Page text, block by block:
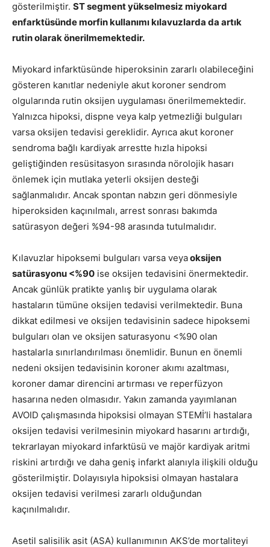
gösterilmiştir. ST segment yükselmesiz miyokard
enfarktüsünde morfin kullanımı kılavuzlarda da artık
rutin olarak önerilmemektedir.
Miyokard infarktüsünde hiperoksinin zararlı olabileceğini
gösteren kanıtlar nedeniyle akut koroner sendrom
olgularında rutin oksijen uygulaması önerilmemektedir.
Yalnızca hipoksi, dispne veya kalp yetmezliği bulguları
varsa oksijen tedavisi gereklidir. Ayrıca akut koroner
sendroma bağlı kardiyak arrestte hızla hipoksi
geliştiğinden resüsitasyon sırasında nörolojik hasarı
önlemek için mutlaka yeterli oksijen desteği
sağlanmalıdır. Ancak spontan nabzın geri dönmesiyle
hiperoksiden kaçınılmalı, arrest sonrası bakımda
satürasyon değeri %94-98 arasında tutulmalıdır.
Kılavuzlar hipoksemi bulguları varsa veyaoksijen
satürasyonu <%90 ise oksijen tedavisini önermektedir.
Ancak günlük pratikte yanlış bir uygulama olarak
hastaların tümüne oksijen tedavisi verilmektedir. Buna
dikkat edilmesi ve oksijen tedavisinin sadece hipoksemi
bulguları olan ve oksijen saturasyonu <%90 olan
hastalarla sınırlandırılması önemlidir. Bunun en önemli
nedeni oksijen tedavisinin koroner akımı azaltması,
koroner damar direncini artırması ve reperfüzyon
hasarına neden olmasıdır. Yakın zamanda yayımlanan
AVOID çalışmasında hipoksisi olmayan STEMİ’li hastalara
oksijen tedavisi verilmesinin miyokard hasarını artırdığı,
tekrarlayan miyokard infarktüsü ve majör kardiyak aritmi
riskini artırdığı ve daha geniş infarkt alanıyla ilişkili olduğu
gösterilmiştir. Dolayısıyla hipoksisi olmayan hastalara
oksijen tedavisi verilmesi zararlı olduğundan
kaçınılmalıdır.
Asetil salisilik asit (ASA) kullanımının AKS’de mortaliteyi